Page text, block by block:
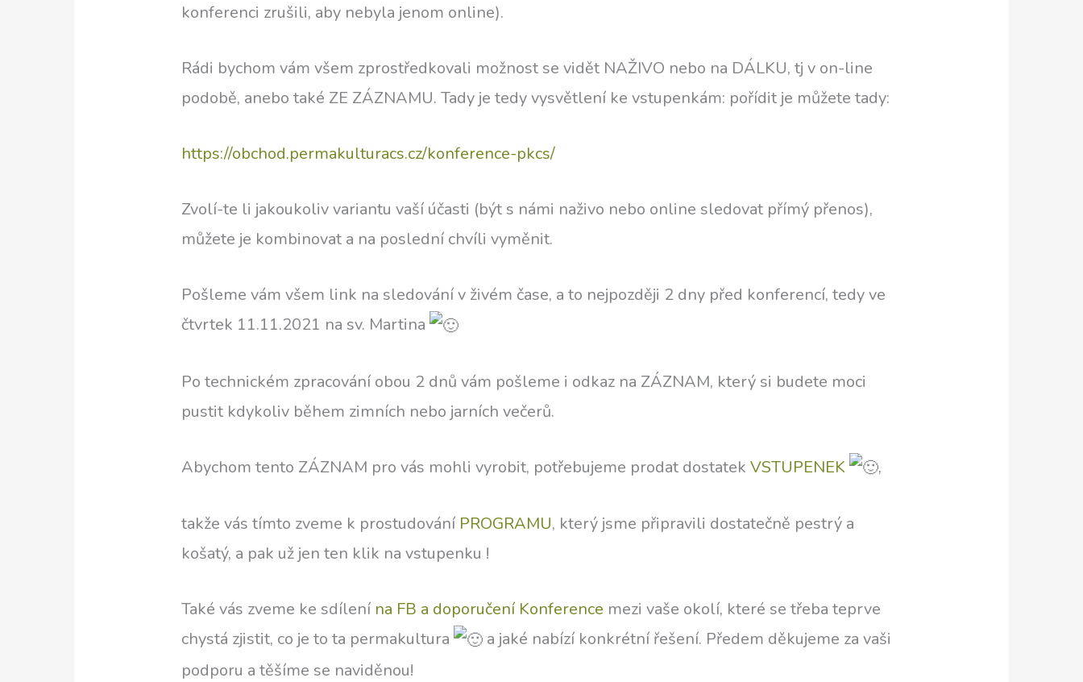
konferenci zrušili, aby nebyla jenom online).
Rádi bychom vám všem zprostředkovali možnost se vidět NAŽIVO nebo na DÁLKU, tj v on-line
podobě, anebo také ZE ZÁZNAMU. Tady je tedy vysvětlení ke vstupenkám: pořídit je můžete tady:
https://obchod.permakulturacs.cz/konference-pkcs/
Zvolí-te li jakoukoliv variantu vaší účasti (být s námi naživo nebo online sledovat přímý přenos),
můžete je kombinovat a na poslední chvíli vyměnit.
Pošleme vám všem link na sledování v živém čase, a to nejpozději 2 dny před konferencí, tedy ve
čtvrtek 11.11.2021 na sv. Martina
Po technickém zpracování obou 2 dnů vám pošleme i odkaz na ZÁZNAM, který si budete moci
pustit kdykoliv během zimních nebo jarních večerů.
Abychom tento ZÁZNAM pro vás mohli vyrobit, potřebujeme prodat dostatekVSTUPENEK ,
takže vás tímto zveme k prostudování PROGRAMU, který jsme připravili dostatečně pestrý a
košatý, a pak už jen ten klik na vstupenku !
Také vás zveme ke sdílení na FB a doporučení Konference mezi vaše okolí, které se třeba teprve
chystá zjistit, co je to ta permakultura
a jaké nabízí konkrétní řešení. Předem děkujeme za vaši
podporu a těšíme se naviděnou!